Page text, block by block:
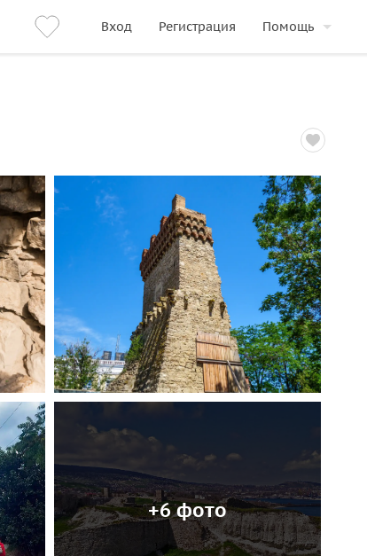
Вход Регистрация Помощь
+6 фото